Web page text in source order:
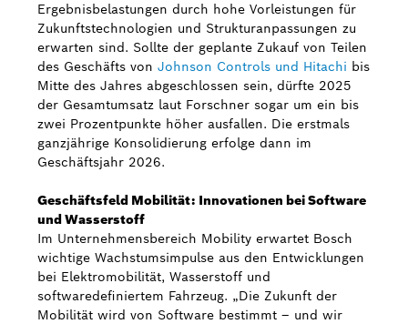
Ergebnisbelastungen durch hohe Vorleistungen für
Zukunftstechnologien und Strukturanpassungen zu
erwarten sind. Sollte der geplante Zukauf von Teilen
des Geschäfts von Johnson Controls und Hitachi bis
Mitte des Jahres abgeschlossen sein, dürfte 2025
der Gesamtumsatz laut Forschner sogar um ein bis
zwei Prozentpunkte höher ausfallen. Die erstmals
ganzjährige Konsolidierung erfolge dann im
Geschäftsjahr 2026.
Geschäftsfeld Mobilität: Innovationen bei Software
und Wasserstoff
Im Unternehmensbereich Mobility erwartet Bosch
wichtige Wachstumsimpulse aus den Entwicklungen
bei Elektromobilität, Wasserstoff und
softwaredefiniertem Fahrzeug. „Die Zukunft der
Mobilität wird von Software bestimmt – und wir